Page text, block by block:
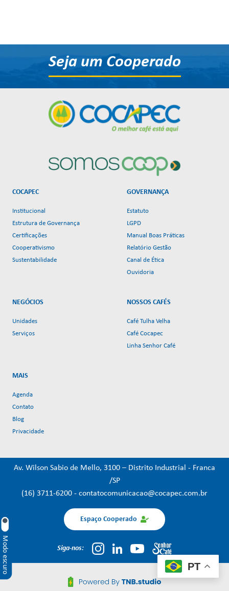
Modo escuro
Seja um Cooperado
COCAPEC
Institucional
Estrutura de Governança
Certificações
Cooperativismo
Sustentabilidade
GOVERNANÇA
Estatuto
LGPD
Manual Boas Práticas
Relatório Gestão
Canal de Ética
Ouvidoria
NEGÓCIOS
Unidades
Serviços
NOSSOS CAFÉS
Café Tulha Velha
Café Cocapec
Linha Senhor Café
MAIS
Agenda
Contato
Blog
Privacidade
Av. Wilson Sabio de Mello, 3100 – Distrito Industrial - Franca
/SP
(16) 3711-6200 - contatocomunicacao@cocapec.com.br
Espaço Cooperado
Siga-nos:
PT